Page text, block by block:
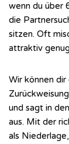
wenn du über
die
sitzen. Oft
attraktiv
Wir können
und sagt in
aus. Mit der
als